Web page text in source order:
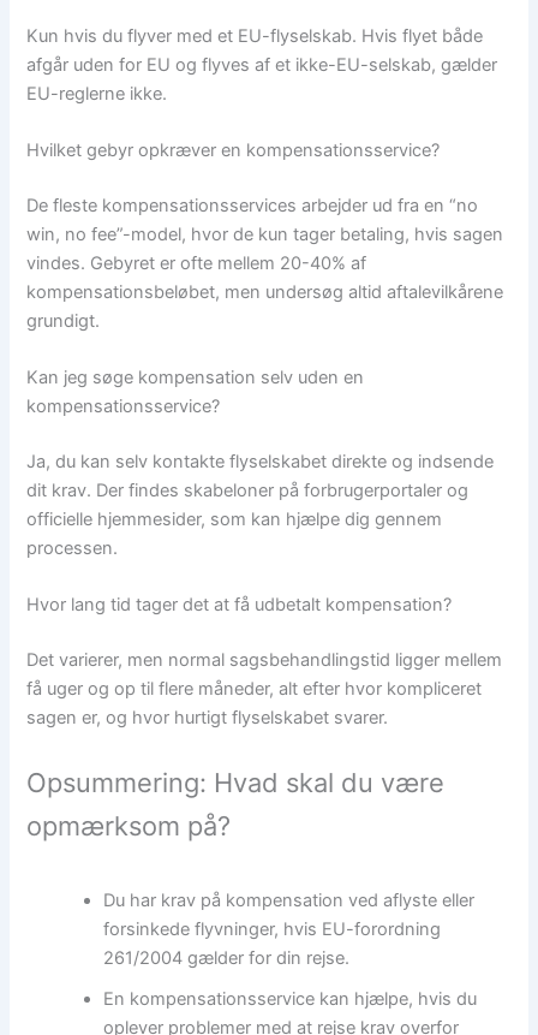
Kun hvis du flyver med et EU-flyselskab. Hvis flyet både
afgår uden for EU og flyves af et ikke-EU-selskab, gælder
EU-reglerne ikke.
Hvilket gebyr opkræver en kompensationsservice?
De fleste kompensationsservices arbejder ud fra en “no
win, no fee”-model, hvor de kun tager betaling, hvis sagen
vindes. Gebyret er ofte mellem 20-40% af
kompensationsbeløbet, men undersøg altid aftalevilkårene
grundigt.
Kan jeg søge kompensation selv uden en
kompensationsservice?
Ja, du kan selv kontakte flyselskabet direkte og indsende
dit krav. Der findes skabeloner på forbrugerportaler og
officielle hjemmesider, som kan hjælpe dig gennem
processen.
Hvor lang tid tager det at få udbetalt kompensation?
Det varierer, men normal sagsbehandlingstid ligger mellem
få uger og op til flere måneder, alt efter hvor kompliceret
sagen er, og hvor hurtigt flyselskabet svarer.
Opsummering: Hvad skal du være
opmærksom på?
Du har krav på kompensation ved aflyste eller
forsinkede flyvninger, hvis EU-forordning
261/2004 gælder for din rejse.
En kompensationsservice kan hjælpe, hvis du
oplever problemer med at rejse krav overfor